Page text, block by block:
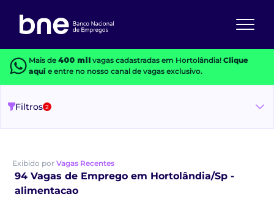
Mais de 400 milvagas cadastradas em Hortolândia! Clique
aquie entre no nosso canal de vagas exclusivo.
Filtros 2
Exibido por Vagas Recentes
94 Vagas de Emprego em Hortolândia/Sp -
alimentacao